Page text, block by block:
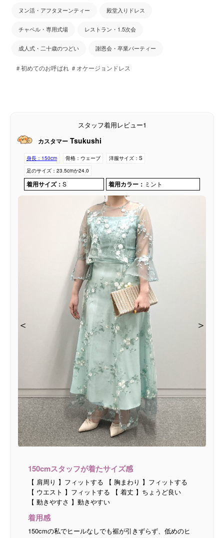
ヌン活・アフタヌーンティー 殿堂入りドレス
チャペル・専用式場 レストラン・1.5次会
成人式・二十歳のつどい 謝恩会・卒業パーティー
＃初めてのお呼ばれ ＃オケージョンドレス
スタッフ着用レビュー1
カスタマー Tsukushi
身長： 150cm 骨格： ウェーブ 洋服サイズ： S
足のサイズ： 23.5cmか24.0
着用サイズ： S 着用カラー： ミント
＜ ＞
＜ ＞
＜ ＞
150cmスタッフが着たサイズ感
【 肩周り 】フィットする 【 胸まわり 】フィットする
【 ウエスト 】フィットする 【 着丈 】ちょうど良い
【 動きやすさ 】動きやすい
着用感
150cmの私でヒールなしでも裾が引きずらず、低めのヒ